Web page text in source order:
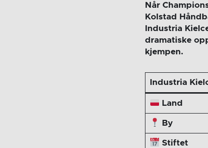
Når
Kolstad
Industria
dramatiske
kjempen.
Industria
Land
By
Stiftet